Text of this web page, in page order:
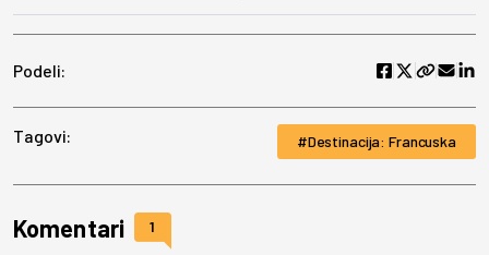
Podeli:
Tagovi: Destinacija: Francuska
Komentari 1